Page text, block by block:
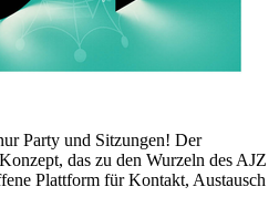
Party und Sitzungen! Der
das zu den Wurzeln des AJZ
Plattform für Kontakt, Austausch